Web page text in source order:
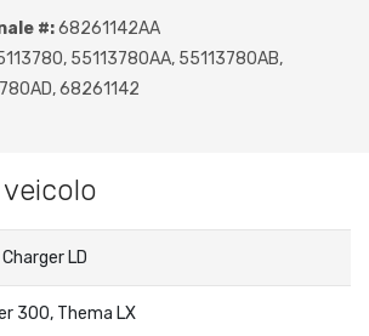
#:68261142AA
55113780AA, 55113780AB,
68261142
LD
300, Thema LX